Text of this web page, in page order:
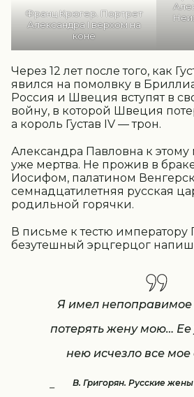
Франц Крюгер. Портрет
Александра I верхом на
коне
Через 12 лет после того, как
явился на помолвку в
Россия и Швеция вступят в
войну, в которой Швеция
а король Густав IV — трон.
Александра Павловна к этому
уже мертва. Не прожив в
Иосифом, палатином
семнадцатилетняя русская
родильной горячки.
В письме к тестю императору
безутешный эрцгерцог
Я имел непоправимое
потерять жену мою… Ее
нею исчезло все мое
В. Григорян. Русские